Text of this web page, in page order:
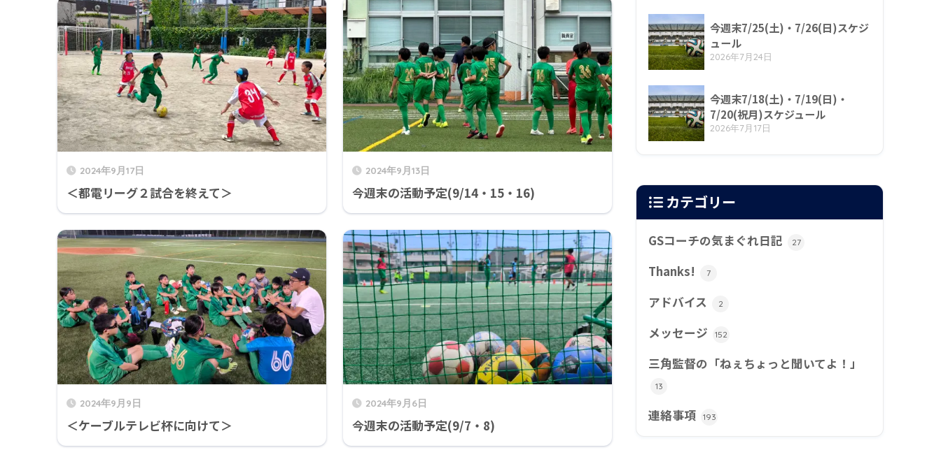
2024年9月17日
＜都電リーグ２試合を終えて＞
2024年9月13日
今週末の活動予定(9/14・15・16)
2024年9月9日
＜ケーブルテレビ杯に向けて＞
2024年9月6日
今週末の活動予定(9/7・8)
今週末7/25(土)・7/26(日)スケジ
ュール
2026年7月24日
今週末7/18(土)・7/19(日)・
7/20(祝月)スケジュール
2026年7月17日
カテゴリー
GSコーチの気まぐれ日記 27
Thanks! 7
アドバイス 2
メッセージ 152
三角監督の「ねぇちょっと聞いてよ！」
13
連絡事項 193